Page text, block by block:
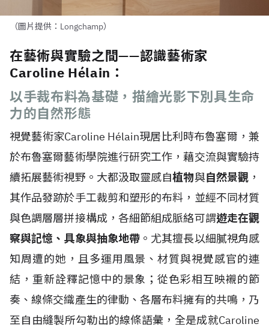
（圖片提供：Longchamp）
在藝術與實驗之間——認識藝術家
Caroline Hélain：
以手裁布料為基礎，描繪光影下別具生命
力的自然形態
視覺藝術家Caroline Hélain現居比利時布魯塞爾，兼
於布魯塞爾藝術學院進行研究工作，藉交流與實驗持
續拓展藝術視野。大都汲取靈感自植物與自然景觀 ，
其作品發跡於手工裁剪和塑形的布料，並經不同材質
與色調層層拼接構成，各細節組成脈絡可謂遊走在觀
察與記憶、具象與抽象地帶 。尤其擅長以細膩視角感
知周遭的她，且多運用風景、材質與視覺感官的連
結，重新詮釋記憶中的景象；從色彩相互映襯的節
奏、線條交織產生的律動、各層布料擁有的共鳴，乃
至自由縫製所勾勒出的線條語彙，全是成就Caroline